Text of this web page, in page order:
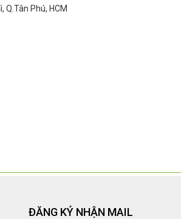
Q.Tân Phú, HCM
ĐĂNG KÝ NHẬN MAIL